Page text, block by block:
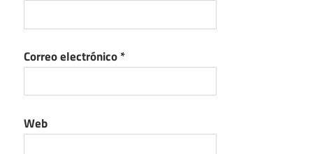
Correo electrónico*
Web